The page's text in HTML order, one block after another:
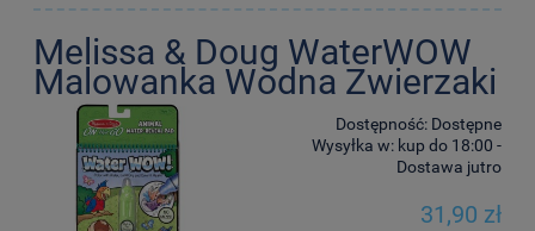
Melissa & Doug WaterWOW
Malowanka Wodna Zwierzaki
Dostępność: Dostępne
Wysyłka w: kup do 18:00 -
Dostawa jutro
31,90 zł